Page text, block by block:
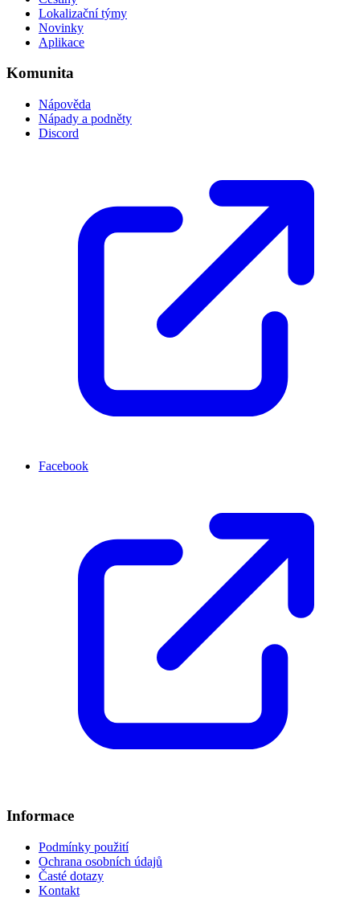
Lokalizační týmy
Novinky
Aplikace
Komunita
Nápověda
Nápady a podněty
Discord
Facebook
Informace
Podmínky použití
Ochrana osobních údajů
Časté dotazy
Kontakt